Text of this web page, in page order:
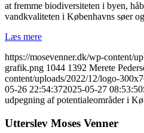
at fremme biodiversiteten i byen,
vandkvaliteten i Københavns søer
Læs mere
https://mosevenner.dk/wp-content/
grafik.png 1044 1392 Merete
content/uploads/2022/12/logo-
05-26 22:54:372025-05-27 08:53:50
udpegning af potentialeområder i
Utterslev Moses Venner